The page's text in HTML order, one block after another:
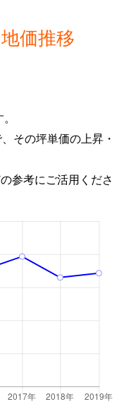
価推移
その坪単価の上昇・
参考にご活用くださ